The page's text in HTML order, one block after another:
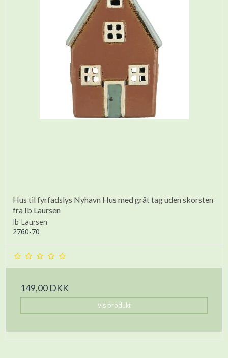
Hus til fyrfadslys Nyhavn Hus med gråt tag uden skorsten
fra Ib Laursen
Ib Laursen
2760-70
149,00 DKK
Vis produkt